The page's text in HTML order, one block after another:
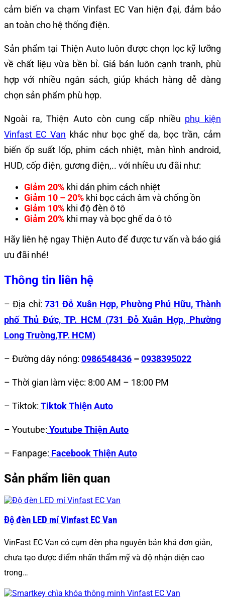
cảm biến va chạm Vinfast EC Van hiện đại, đảm bảo
an toàn cho hệ thống điện.
Sản phẩm tại Thiện Auto luôn được chọn lọc kỹ lưỡng
về chất liệu vừa bền bỉ. Giá bán luôn cạnh tranh, phù
hợp với nhiều ngân sách, giúp khách hàng dễ dàng
chọn sản phẩm phù hợp.
Ngoài ra, Thiện Auto còn cung cấp nhiều phụ kiện
Vinfast EC Van khác như bọc ghế da, bọc trần, cảm
biến ốp suất lốp, phim cách nhiệt, màn hình android,
HUD, cốp điện, gương điện,.. với nhiều ưu đãi như:
Giảm 20% khi dán phim cách nhiệt
Giảm 10 – 20% khi bọc cách âm và chống ồn
Giảm 10% khi độ đèn ô tô
Giảm 20% khi may và bọc ghế da ô tô
Hãy liên hệ ngay Thiện Auto để được tư vấn và báo giá
ưu đãi nhé!
Thông tin liên hệ
– Địa chỉ: 731 Đỗ Xuân Hợp, Phường Phú Hữu, Thành
phố Thủ Đức, TP. HCM (731 Đỗ Xuân Hợp, Phường
Long Trường,TP. HCM)
– Đường dây nóng: 0986548436 –0938395022
– Thời gian làm việc: 8:00 AM – 18:00 PM
– Tiktok: Tiktok Thiện Auto
– Youtube: Youtube Thiện Auto
– Fanpage: Facebook Thiện Auto
Sản phẩm liên quan
Độ đèn LED mí Vinfast EC Van
VinFast EC Van có cụm đèn pha nguyên bản khá đơn giản,
chưa tạo được điểm nhấn thẩm mỹ và độ nhận diện cao
trong…